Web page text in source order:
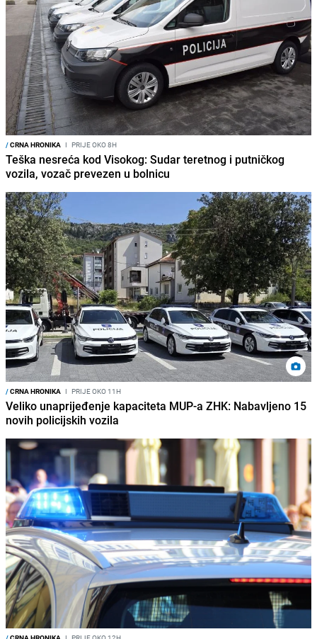
/CRNA HRONIKA I PRIJE OKO 8H
Teška nesreća kod Visokog: Sudar teretnog i putničkog
vozila, vozač prevezen u bolnicu
/CRNA HRONIKA I PRIJE OKO 11H
Veliko unaprijeđenje kapaciteta MUP-a ZHK: Nabavljeno 15
novih policijskih vozila